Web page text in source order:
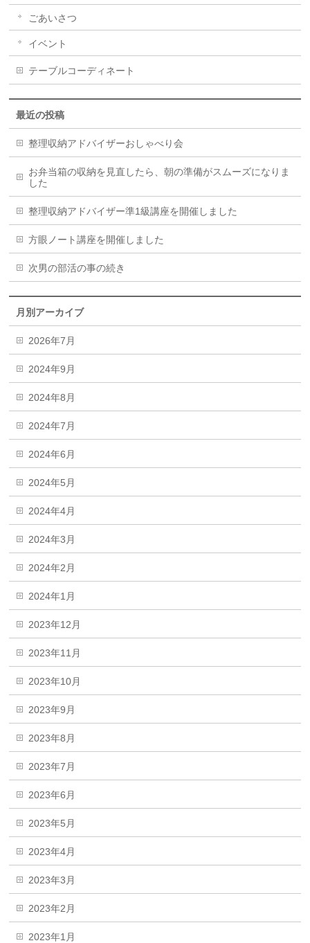
ごあいさつ
イベント
テーブルコーディネート
最近の投稿
整理収納アドバイザーおしゃべり会
お弁当箱の収納を見直したら、朝の準備がスムーズになりま
した
整理収納アドバイザー準1級講座を開催しました
方眼ノート講座を開催しました
次男の部活の事の続き
月別アーカイブ
2026年7月
2024年9月
2024年8月
2024年7月
2024年6月
2024年5月
2024年4月
2024年3月
2024年2月
2024年1月
2023年12月
2023年11月
2023年10月
2023年9月
2023年8月
2023年7月
2023年6月
2023年5月
2023年4月
2023年3月
2023年2月
2023年1月